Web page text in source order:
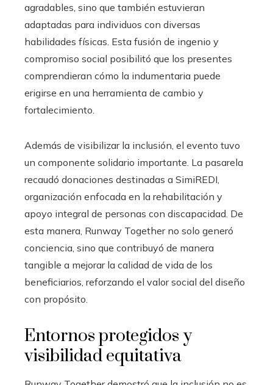
agradables, sino que también estuvieran
adaptadas para individuos con diversas
habilidades físicas. Esta fusión de ingenio y
compromiso social posibilitó que los presentes
comprendieran cómo la indumentaria puede
erigirse en una herramienta de cambio y
fortalecimiento.
Además de visibilizar la inclusión, el evento tuvo
un componente solidario importante. La pasarela
recaudó donaciones destinadas a SimiREDI,
organización enfocada en la rehabilitación y
apoyo integral de personas con discapacidad. De
esta manera, Runway Together no solo generó
conciencia, sino que contribuyó de manera
tangible a mejorar la calidad de vida de los
beneficiarios, reforzando el valor social del diseño
con propósito.
Entornos protegidos y
visibilidad equitativa